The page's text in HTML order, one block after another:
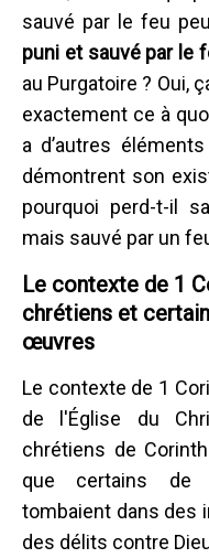
sauvé par le feu
puni et sauvé par le
au Purgatoire ? Oui,
exactement ce à
a d’autres
démontrent son
pourquoi perd-t-il
mais sauvé par un
Le contexte de 1
chrétiens et
œuvres
Le contexte de 1
de l'Église du
chrétiens de
que certains de
tombaient dans des
des délits contre